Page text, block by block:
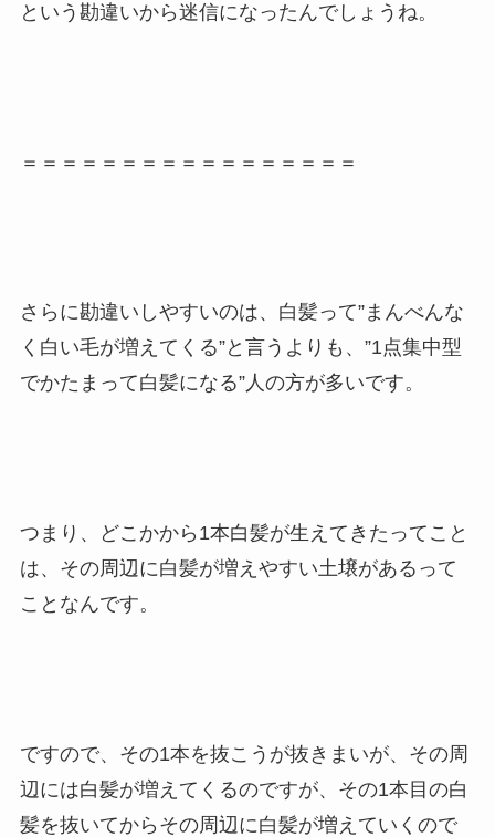
という勘違いから迷信になったんでしょうね。
＝＝＝＝＝＝＝＝＝＝＝＝＝＝＝＝＝
さらに勘違いしやすいのは、白髪って”まんべんな
く白い毛が増えてくる”と言うよりも、”1点集中型
でかたまって白髪になる”人の方が多いです。
つまり、どこかから1本白髪が生えてきたってこと
は、その周辺に白髪が増えやすい土壌があるって
ことなんです。
ですので、その1本を抜こうが抜きまいが、その周
辺には白髪が増えてくるのですが、その1本目の白
髪を抜いてからその周辺に白髪が増えていくので